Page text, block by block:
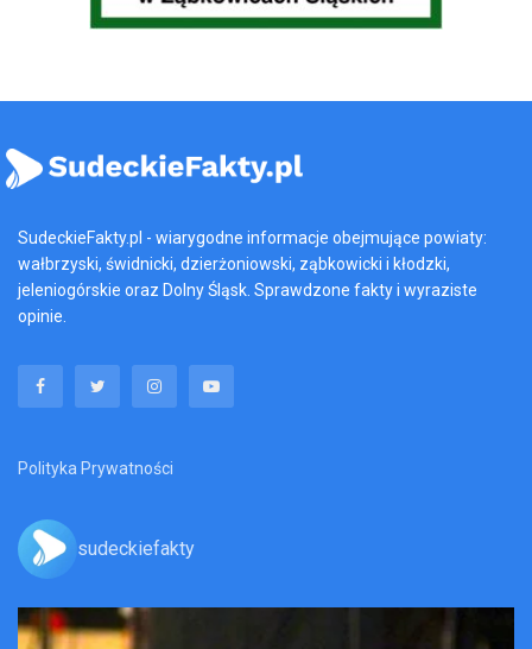
SudeckieFakty.pl - wiarygodne informacje obejmujące powiaty:
wałbrzyski, świdnicki, dzierżoniowski, ząbkowicki i kłodzki,
jeleniogórskie oraz Dolny Śląsk. Sprawdzone fakty i wyraziste
opinie.
Polityka Prywatności
sudeckiefakty